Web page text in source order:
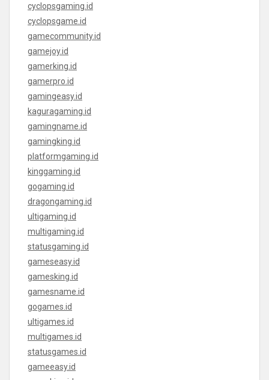
cyclopsgaming.id
cyclopsgame.id
gamecommunity.id
gamejoy.id
gamerking.id
gamerpro.id
gamingeasy.id
kaguragaming.id
gamingname.id
gamingking.id
platformgaming.id
kinggaming.id
gogaming.id
dragongaming.id
ultigaming.id
multigaming.id
statusgaming.id
gameseasy.id
gamesking.id
gamesname.id
gogames.id
ultigames.id
multigames.id
statusgames.id
gameeasy.id